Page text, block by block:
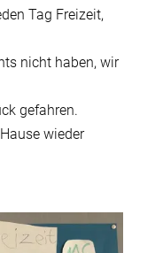
Tag Freizeit,
nicht haben, wir
gefahren.
wieder